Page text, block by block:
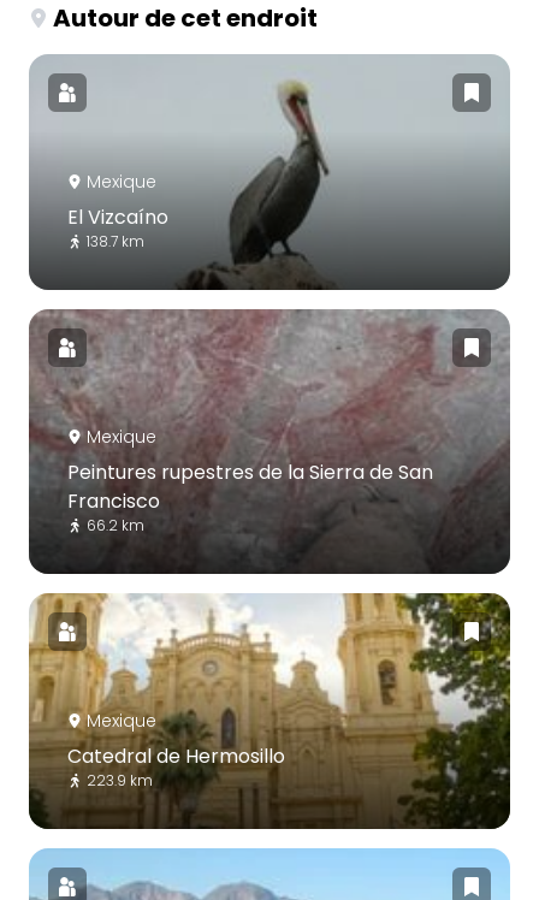
Autour de cet endroit
Mexique
El Vizcaíno
138.7 km
Mexique
Peintures rupestres de la Sierra de San
Francisco
66.2 km
Mexique
Catedral de Hermosillo
223.9 km